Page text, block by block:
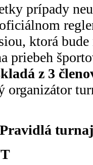
prípady
ktorá
priebeh
z 3
organizátor
Pravidlá